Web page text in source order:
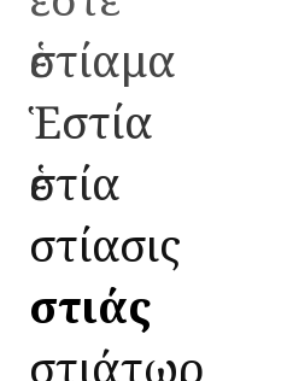
ἑστίαμα
Ἑστία
ἑστία
ἑστίασις
Ἑστιάς
ἑστιάτωρ